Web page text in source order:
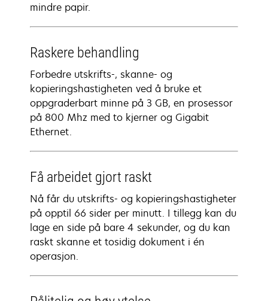
mindre papir.
Raskere behandling
Forbedre utskrifts-, skanne- og
kopieringshastigheten ved å bruke et
oppgraderbart minne på 3 GB, en prosessor
på 800 Mhz med to kjerner og Gigabit
Ethernet.
Få arbeidet gjort raskt
Nå får du utskrifts- og kopieringshastigheter
på opptil 66 sider per minutt. I tillegg kan du
lage en side på bare 4 sekunder, og du kan
raskt skanne et tosidig dokument i én
operasjon.